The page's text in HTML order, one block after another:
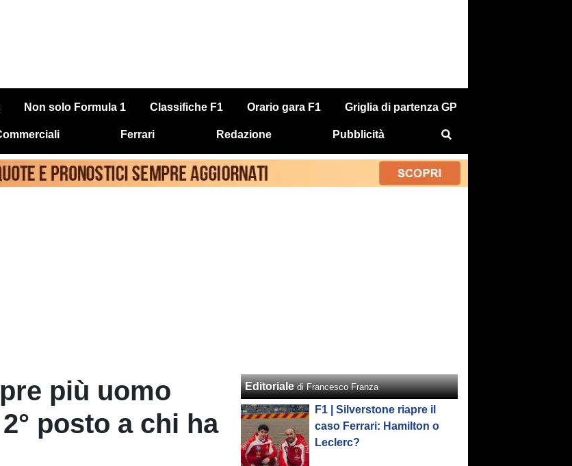
Non solo Formula 1 Classifiche F1 Orario gara F1 Griglia di partenza GP
Ferrari Redazione Pubblicità
più uomo
posto a chi ha
Editoriale di Francesco Franza
F1 | Silverstone riapre il
caso Ferrari: Hamilton o
Leclerc?